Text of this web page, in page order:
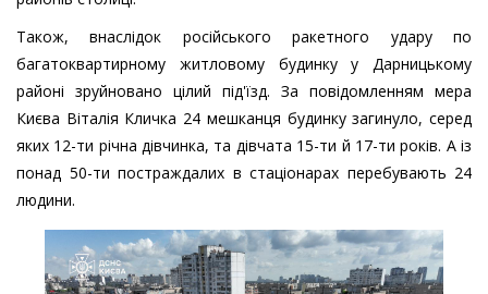
Також, внаслідок російського ракетного удару по
багатоквартирному житловому будинку у Дарницькому
районі зруйновано цілий під'їзд. За повідомленням мера
Києва Віталія Кличка 24 мешканця будинку загинуло, серед
яких 12-ти річна дівчинка, та дівчата 15-ти й 17-ти років. А із
понад 50-ти постраждалих в стаціонарах перебувають 24
людини.